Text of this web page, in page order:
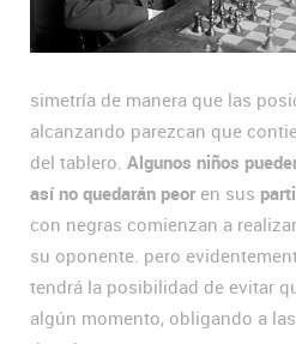
simetría de manera que las
alcanzando parezcan que
del tablero. Algunos niños
así no quedarán peor en sus
con negras comienzan a
su oponente. pero
tendrá la posibilidad de evitar
algún momento, obligando a